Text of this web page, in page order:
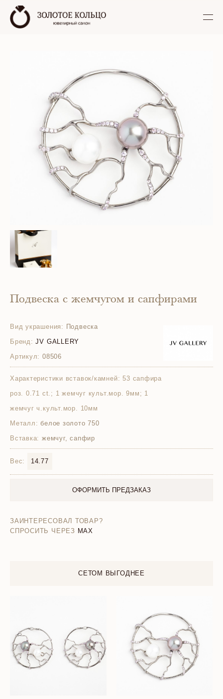
Подвеска с жемчугом и сапфирами
Вид украшения: Подвеска
Бренд: JV GALLERY
Артикул: 08506
Характеристики вставок/камней: 53 сапфира
роз. 0.71 ct.; 1 жемчуг культ.мор. 9мм; 1
жемчуг ч.культ.мор. 10мм
Металл: белое золото 750
Вставка: жемчуг, сапфир
Вес: 14.77
ОФОРМИТЬ ПРЕДЗАКАЗ
ЗАИНТЕРЕСОВАЛ ТОВАР?
СПРОСИТЬ ЧЕРЕЗ MAX
СЕТОМ ВЫГОДНЕЕ